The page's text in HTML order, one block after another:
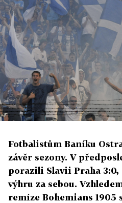
Fotbalistům Baníku
závěr sezony. V
porazili Slavii Praha
výhru za sebou.
remíze Bohemians 1905